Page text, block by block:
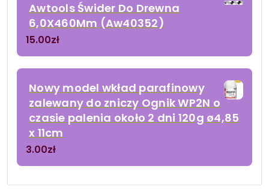
Awtools Świder Do Drewna
6,0X460Mm (Aw40352)
15.00zł
Nowy model wkład parafinowy
zalewany do zniczy Ognik WP2N o
czasie palenia około 2 dni 120g ø4,85
x 11cm
3.00zł